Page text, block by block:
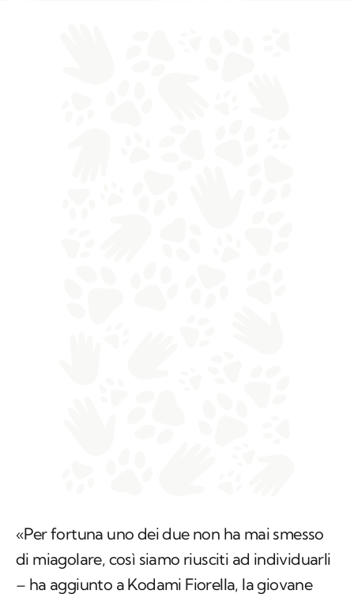
«Per fortuna uno dei due non ha mai smesso
di miagolare, così siamo riusciti ad individuarli
– ha aggiunto a Kodami Fiorella, la giovane